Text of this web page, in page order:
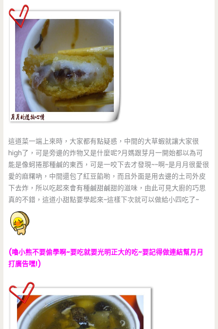
這道菜一端上來時，大家都有點疑惑，中間的大草蝦就讓大家很
high了，可是旁邊的炸物又是什麼呢?月媽跟芽月一開始都以為可
能是像蚵捲那種鹹的東西，可是一咬下去才發現~~啊~是月月很愛很
愛的麻糬吶，中間還包了紅豆餡喲，而且外面是用去邊的土司外皮
下去炸，所以吃起來會有種鹹甜鹹甜的滋味，由此可見大廚的巧思
真的不錯，這道小甜點要學起來~這樣下次就可以做給小四吃了~
(嚕小熊不要偷學啊~要吃就要光明正大的吃~要記得做連結幫月月
打廣告嘿!)